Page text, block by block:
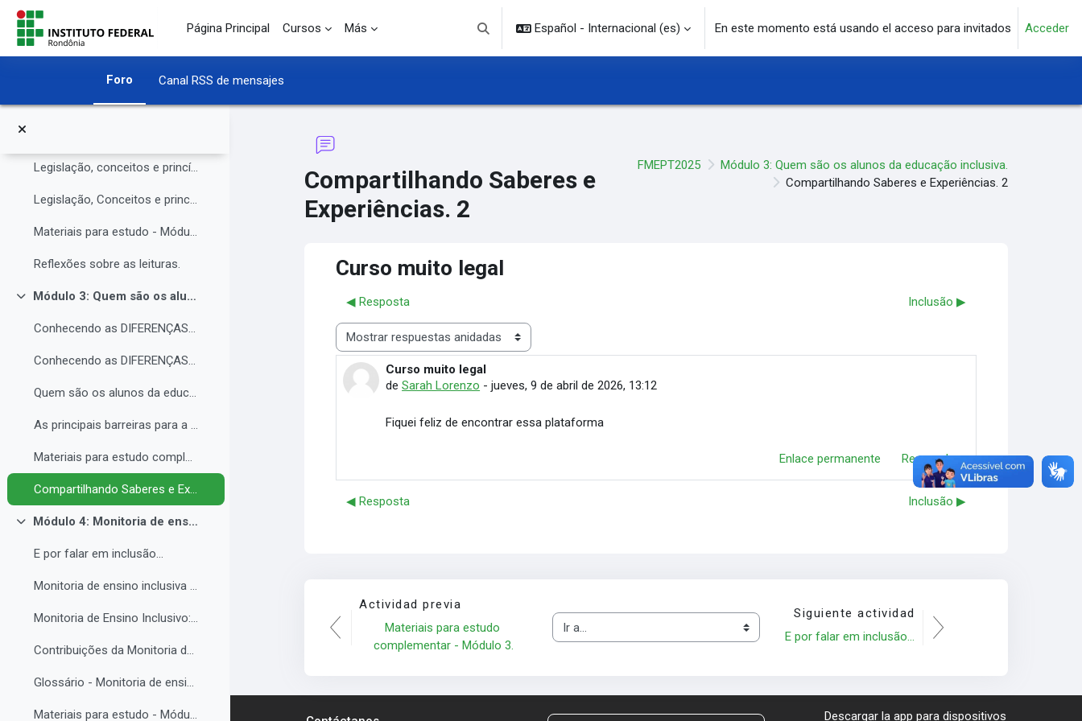
Salta al contenido principal
Página Principal
Cursos Más
Selector de búsqueda de entrada
Español - Internacional ‎(es)‎ En este momento está usando el acceso para invitados Acceder
Foro Canal RSS de mensajes
Compartilhando Saberes e Experiências.
Legislação, conceitos e princípios da educação inclusiva.
Legislação, Conceitos e princípios da educação inclusiva (parte 2)
Materiais para estudo - Módulo 2.
Reflexões sobre as leituras.
Colapsar
Módulo 3: Quem são os alunos da educação inclusiva.
Conhecendo as DIFERENÇAS para promover a IGUALDADE com EQUIDADE.
Conhecendo as DIFERENÇAS para promover a IGUALDADE com EQUIDADE.
Quem são os alunos da educação inclusiva.
As principais barreiras para a inclusão.
Materiais para estudo complementar - Módulo 3.
Compartilhando Saberes e Experiências. 2
Colapsar
Módulo 4: Monitoria de ensino inclusiva no processo formativo de estudantes com Necessidades Educacionais Específicas - NEE no contexto da Educação Profissional e Tecnológica.
E por falar em inclusão...
Monitoria de ensino inclusiva junto a estudante com Necessidades Educacionais Específicas - NEE no contexto da Educação Profissional e Tecnológica.
Monitoria de Ensino Inclusivo: Conceitos e Objetivos.
Contribuições da Monitoria de ensino inclusiva para o estudante com Necessidades Educacionais Específicas.
Glossário - Monitoria de ensino e educação inclusiva.
Materiais para estudo - Módulo 4.
Compartilhando Saberes e
Experiências. 2
FMEPT2025
Módulo 3: Quem são os alunos da educação inclusiva.
Compartilhando Saberes e Experiências. 2
Curso muito legal
◀︎ Resposta Inclusão ▶︎
Mostrar modo
Curso muito legal
deSarah Lorenzo -jueves, 9 de abril de 2026, 13:12
Número de respuestas: 0
Fiquei feliz de encontrar essa plataforma
Enlace permanente Responder
◀︎ Resposta Inclusão ▶︎
Actividad previa
Materiais para estudo
complementar - Módulo 3.
Ir a...
Siguiente actividad
E por falar em inclusão...
Descargar la app para dispositivos